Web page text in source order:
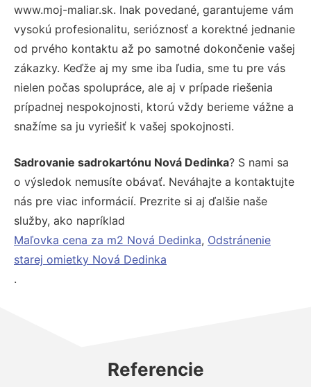
www.moj-maliar.sk. Inak povedané, garantujeme vám
vysokú profesionalitu, serióznosť a korektné jednanie
od prvého kontaktu až po samotné dokončenie vašej
zákazky. Keďže aj my sme iba ľudia, sme tu pre vás
nielen počas spolupráce, ale aj v prípade riešenia
prípadnej nespokojnosti, ktorú vždy berieme vážne a
snažíme sa ju vyriešiť k vašej spokojnosti.
Sadrovanie sadrokartónu Nová Dedinka? S nami sa
o výsledok nemusíte obávať. Neváhajte a kontaktujte
nás pre viac informácií. Prezrite si aj ďalšie naše
služby, ako napríklad
Maľovka cena za m2 Nová Dedinka, Odstránenie
starej omietky Nová Dedinka
.
Referencie